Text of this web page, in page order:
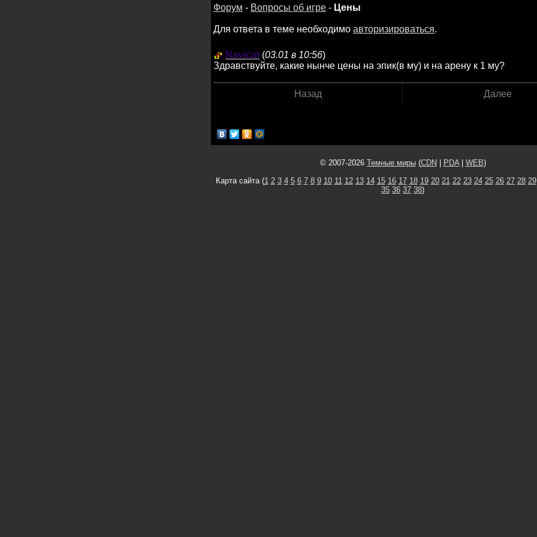
Форум - Вопросы об игре - Цены
Для ответа в теме необходимо авторизироваться.
Navicat (03.01 в 10:56)
Здравствуйте, какие нынче цены на эпик(в му) и на арену к 1 му?
Назад Далее
© 2007-2026 Темные миры(CDN PDA| WEB)
Карта сайта (1 2 3 4 5 6 7 8 9 10 11 12 13 14 15 16 17 18 19 20 21 22 23 24 25 26 27 28 29
35 36 37 38)